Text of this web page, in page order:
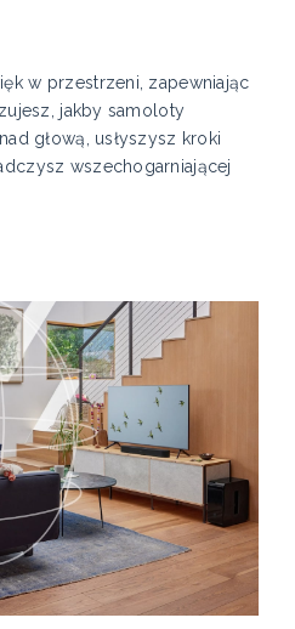
w przestrzeni, zapewniając
jakby samoloty
głową, usłyszysz kroki
wszechogarniającej